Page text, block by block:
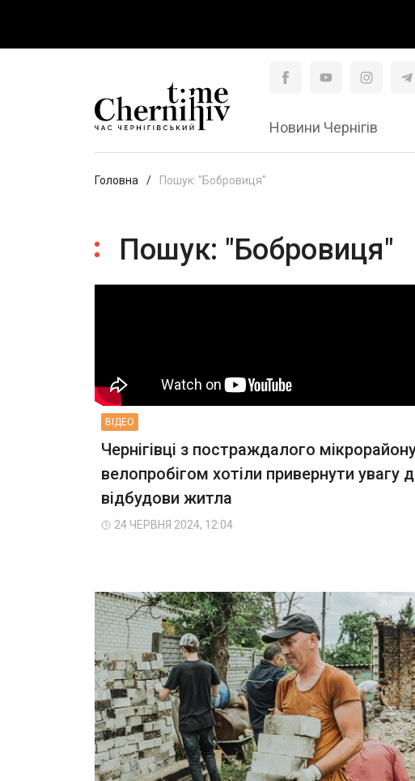
Новини Чернігів
Головна Пошук: "Бобровиця"
Пошук: "Бобровиця"
ВIДЕО
Чернігівці з постраждалого
велопробігом хотіли привернути увагу
відбудови житла
24 ЧЕРВНЯ 2024, 12:04